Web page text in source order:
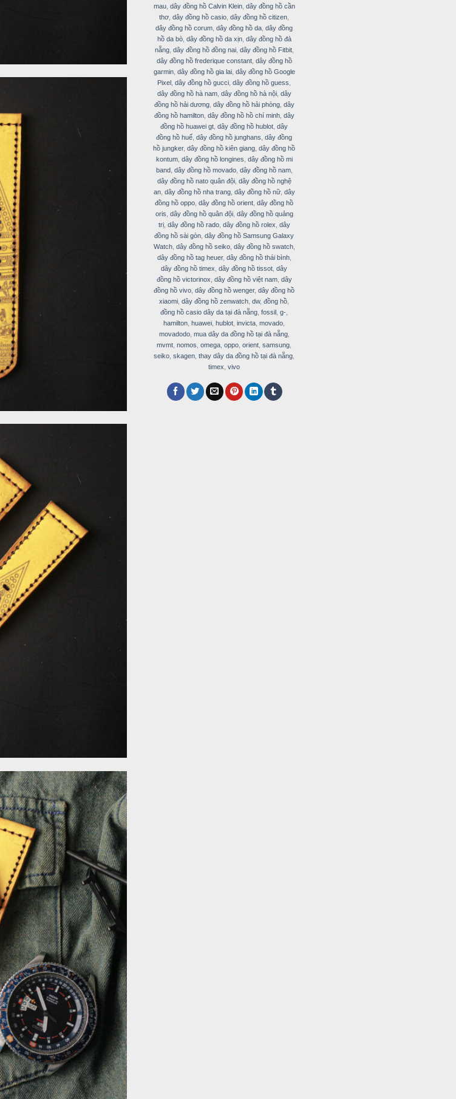
mau, dây đồng hồ Calvin Klein, dây đồng hồ cần
thơ dây đồng hồ casio dây đồng hồ citizen
dây đồng hồ corum dây đồng hồ da dây đồng
hồ da bò, dây đồng hồ da xịn, dây đồng hồ đà
nẵng, dây đồng hồ đồng nai, dây đồng hồ Fitbit,
dây đồng hồ frederique constant, dây đồng hồ
garmin, dây đồng hồ gia lai, dây đồng hồ Google
Pixel
dây đồng hồ gucci dây đồng hồ guess
dây đồng hồ hà nam, dây đồng hồ hà nội, dây
đồng hồ hải dương, dây đồng hồ hải phòng, dây
đồng hồ hamilton, dây đồng hồ hồ chí minh, dây
đồng hồ huawei gt dây đồng hồ hublot dây
đồng hồ huế dây đồng hồ junghans dây đồng
hồ jungker, dây đồng hồ kiên giang dây đồng hồ
kontum, dây đồng hồ longines dây đồng hồ mi
band dây đồng hồ movado, dây đồng hồ nam,
dây đồng hồ nato quân đội, dây đồng hồ nghệ
an, dây đồng hồ nha trang, dây đồng hồ nữ, dây
đồng hồ oppo dây đồng hồ orient dây đồng hồ
oris dây đồng hồ quân đội, dây đồng hồ quảng
trị, dây đồng hồ rado, dây đồng hồ rolex dây
đồng hồ sài gòn dây đồng hồ Samsung Galaxy
Watch, dây đồng hồ seiko, dây đồng hồ swatch,
dây đồng hồ tag heuer, dây đồng hồ thái bình,
dây đồng hồ timex dây đồng hồ tissot dây
đồng hồ victorinox dây đồng hồ việt nam, dây
đồng hồ vivo dây đồng hồ wenger, dây đồng hồ
xiaomi dây đồng hồ zenwatch dw, đồng hồ
đồng hồ casio dây da tại đà nẵng fossil g-
hamilton huawei hublot invicta movado
movadodo, mua dây da đồng hồ tại đà nẵng,
mvmt nomos omega oppo orient samsung
seiko skagen thay dây da đồng hồ tại đà nẵng
timex vivo